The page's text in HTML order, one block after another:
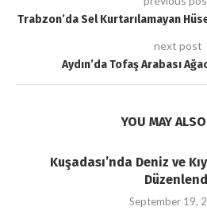
Trabzon’da Sel Kurtarılamayan
next post
Aydın’da Tofaş Arabası
YOU MAY
Kuşadası’nda Deniz ve
September 19,